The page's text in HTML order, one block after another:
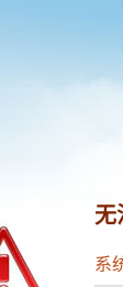
无
系